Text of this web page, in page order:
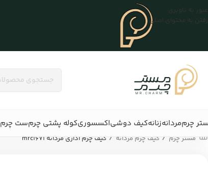
عبور به ناوبری
رفتن به محتوای اصلی
چرممردانهزنانهکیف دوشیاکسسوریکوله پشتی چرمست چرم
مستر چرم / کیف چرم مردانه / کیف چرم اداری مردانه mrc1671